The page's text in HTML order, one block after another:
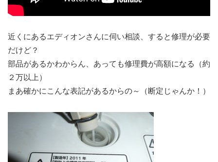
近くにあるエディオンさんに伺い相談、すると修理が必要
だけど？
部品があるかわからん、あっても修理費が高額になる（約
２万以上）
まあ確かにこんな表記があるからの～（断定じゃんか！）